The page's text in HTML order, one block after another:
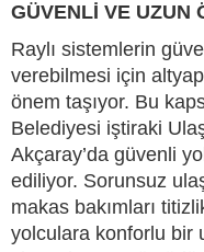
GÜVENLİ VE UZUN
Raylı sistemlerin
verebilmesi için
önem taşıyor. Bu
Belediyesi iştiraki
Akçaray’da güvenli
ediliyor. Sorunsuz
makas bakımları
yolculara konforlu bir